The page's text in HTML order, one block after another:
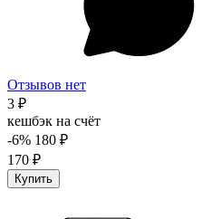
Отзывов нет
3 ₽
кешбэк на счёт
-6% 180 ₽
170 ₽
Купить